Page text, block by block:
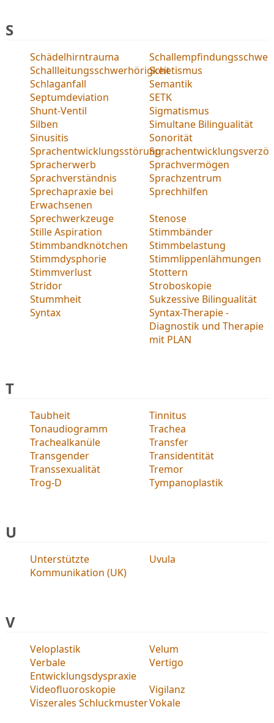
S
Schädelhirntrauma
SchallleitungsschwerhörigkeitSchetismus
Schlaganfall
Semantik
Septumdeviation
SETK
Shunt-Ventil
Sigmatismus
Silben
Simultane Bilingualität
Sinusitis
Sonorität
Sprachentwicklungsstörung
Spracherwerb
Sprachvermögen
Sprachverständnis
Sprachzentrum
Sprechapraxie bei
Erwachsenen
Sprechhilfen
Sprechwerkzeuge
Stenose
Stille Aspiration
Stimmbänder
Stimmbandknötchen
Stimmbelastung
Stimmdysphorie
Stimmlippenlähmungen
Stimmverlust
Stottern
Stridor
Stroboskopie
Stummheit
Sukzessive Bilingualität
Syntax
Syntax-Therapie -
Diagnostik und Therapie
mit PLAN
T
Taubheit
Tinnitus
Tonaudiogramm
Trachea
Trachealkanüle
Transfer
Transgender
Transidentität
Transsexualität
Tremor
Trog-D
Tympanoplastik
U
Unterstützte
Kommunikation (UK)
Uvula
V
Veloplastik
Velum
Verbale
Entwicklungsdyspraxie
Vertigo
Videofluoroskopie
Vigilanz
Viszerales SchluckmusterVokale